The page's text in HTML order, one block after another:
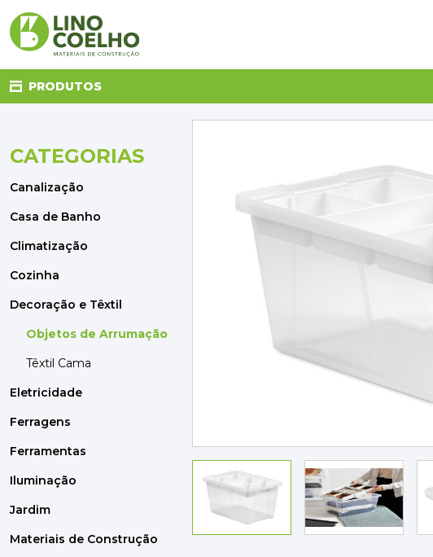
PRODUTOS
CANALIZAÇÃO
CLIMATIZAÇÃO
COZINHA
ELETRICIDADE
FERRAGENS
ILUMINAÇÃO
JARDIM
MOBILIÁRIO
PAVIMENTOS E REVESTIMENTOS
DYRUP
CATEGORIAS
Canalização
Casa de Banho
Climatização
Cozinha
Decoração e Têxtil
Objetos de Arrumação
Têxtil Cama
Eletricidade
Ferragens
Ferramentas
Iluminação
Jardim
Materiais de Construção